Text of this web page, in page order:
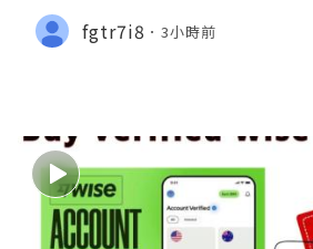
fgtr7i8 3小時前